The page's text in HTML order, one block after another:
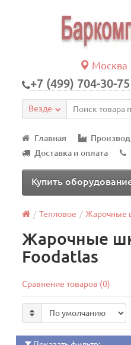
Москва
+7 (499) 704-30-75
Везде
Главная
Доставка и оплата
Купить
Тепловое Жарочные
Жарочные
Foodatlas
Сравнение товаров (0)